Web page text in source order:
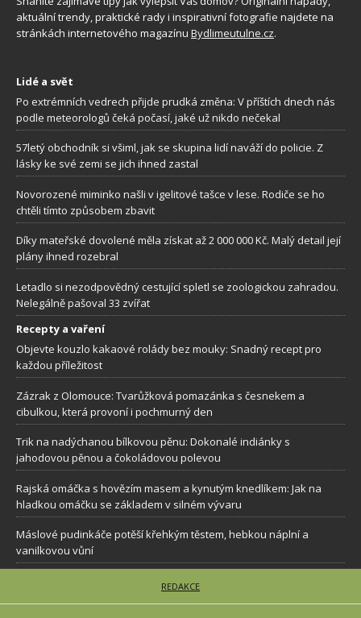
aktuální trendy, praktické rady i inspirativní fotografie najdete na
stránkách internetového magazínu Bydlimeutulne.cz.
Lidé a svět
Po extrémních vedrech přijde prudká změna: V příštích dnech nás
podle meteorologů čeká počasí, jaké už nikdo nečekal
57letý obchodník si všiml, jak se skupina lidí naváží do policie. Z
lásky ke své zemi se jich ihned zastal
Novorozené miminko našli v igelitové tašce v lese. Rodiče se ho
chtěli tímto způsobem zbavit
Díky mateřské dovolené měla získat až 2 000 000 Kč. Malý detail její
plány ihned rozebral
Letadlo si nezodpovědný cestující spletl se zoologickou zahradou.
Nelegálně pašoval 33 zvířat
Recepty a vaření
Objevte kouzlo kakaové rolády bez mouky: Snadný recept pro
každou příležitost
Zázrak z Olomouce: Tvarůžková pomazánka s česnekem a
cibulkou, která provoní i pochmurný den
Trik na nadýchanou bílkovou pěnu: Dokonalé indiánky s
jahodovou pěnou a čokoládovou polevou
Rajská omáčka s hovězím masem a kynutým knedlíkem: Jak na
hladkou omáčku se základem v silném vývaru
Máslové pudinkáče potěší křehkým těstem, hebkou náplní a
vanilkovou vůní
REDAKCE